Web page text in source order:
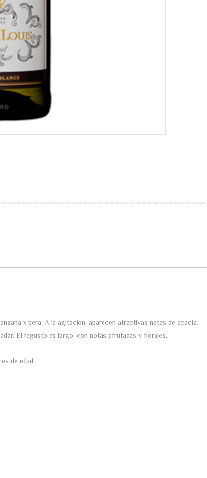
y pera. A la agitación, aparecen atractivas notas de acacia.
El regusto es largo, con notas afrutadas y florales.
de edad.